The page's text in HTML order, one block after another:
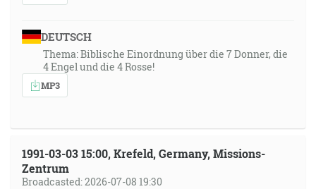
DEUTSCH
Thema: Biblische Einordnung über die 7 Donner, die
4 Engel und die 4 Rosse!
MP3
1991-03-03 15:00, Krefeld, Germany, Missions-
Zentrum
Broadcasted: 2026-07-08 19:30